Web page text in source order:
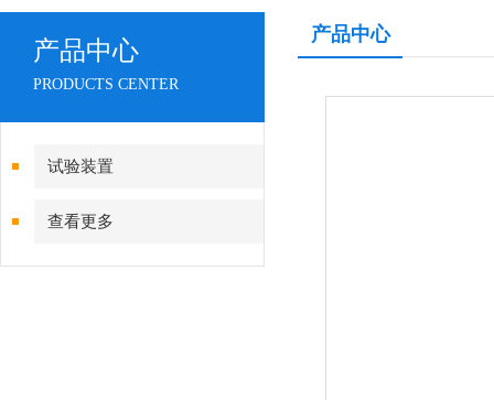
产品中心
PRODUCTS CENTER
试验装置
查看更多
产品中心